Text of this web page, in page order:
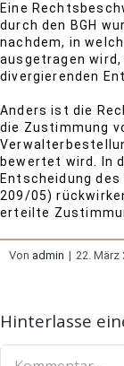
Eine
durch den BGH
nachdem, in
ausgetragen
divergierenden
Anders ist die
die Zustimmung
bewertet wird. In
Entscheidung des
209/05)
erteilte
Von admin | 22. März
Hinterlasse